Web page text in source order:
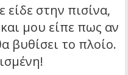
είδε στην πισίνα,
μου είπε πως αν
βυθίσει το πλοίο.